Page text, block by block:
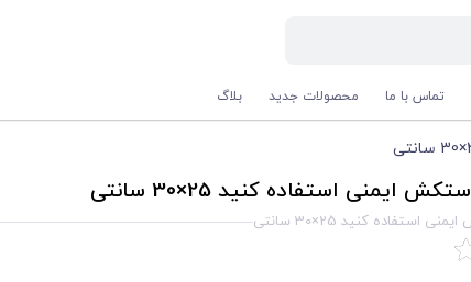
تماس با ما محصولات جدید بلاگ
ایمنی استفاده کنید 25×30 سانتی
کنید 25×30 سانتی